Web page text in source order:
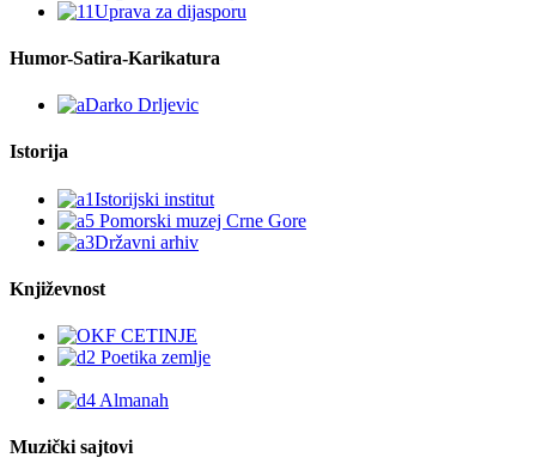
Humor-Satira-Karikatura
Istorija
Književnost
Muzički sajtovi